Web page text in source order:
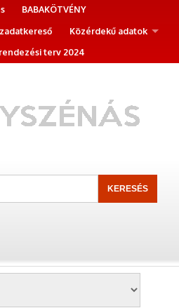
BABAKÖTVÉNY
Közérdekű adatok
terv 2024